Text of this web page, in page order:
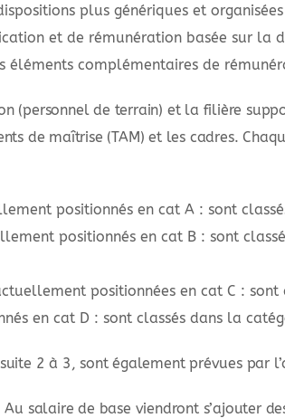
plus génériques et
et de rémunération basée sur
complémentaires de
(personnel de terrain) et la filière
de maîtrise (TAM) et les cadres.
positionnés en cat A : sont
positionnés en cat B : sont
positionnées en cat C :
en cat D : sont classés dans la
2 à 3, sont également prévues par
salaire de base viendront s’ajouter